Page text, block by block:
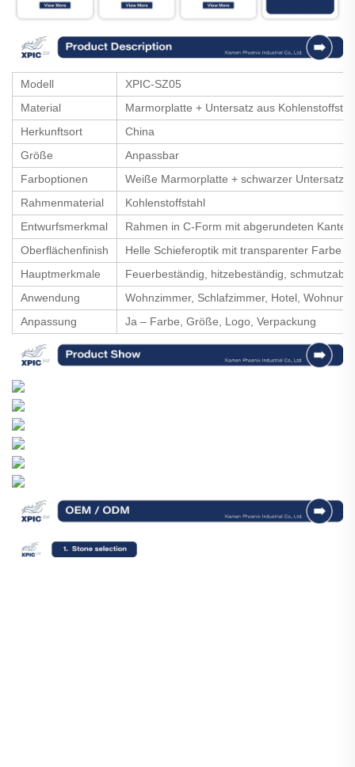
Modell
XPIC-SZ05
Material
Marmorplatte + Untersatz aus
Herkunftsort
China
Größe
Anpassbar
Farboptionen
Weiße Marmorplatte + schwarzer Untersatz
Rahmenmaterial
Kohlenstoffstahl
Entwurfsmerkmal
Rahmen in C-Form mit abgerundeten
Oberflächenfinish
Helle Schieferoptik mit transparenter Farbe
Hauptmerkmale
Feuerbeständig, hitzebeständig,
Anwendung
Wohnzimmer, Schlafzimmer, Hotel, Wohnung
Anpassung
Ja – Farbe, Größe, Logo, Verpackung